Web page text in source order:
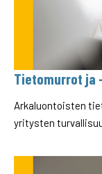
Tietomurrot ja
Arkaluontoisten
yritysten